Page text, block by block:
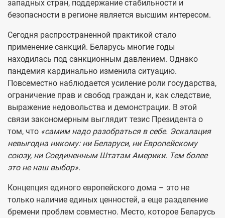
западных стран, поддержание стабильности и
безопасности в регионе является высшим интересом.
Сегодня распространенной практикой стало
применение санкций. Беларусь многие годы
находилась под санкционным давлением. Однако
пандемия кардинально изменила ситуацию.
Повсеместно наблюдается усиление роли государства,
ограничение прав и свобод граждан и, как следствие,
выражение недовольства и демонстрации. В этой
связи закономерным выглядит тезис Президента о
том, что «самим надо разобраться в себе. Эскалация
невыгодна никому: ни Беларуси, ни Европейскому
союзу, ни Соединенным Штатам Америки. Тем более
это не наш выбор».
Концепция единого европейского дома – это не
только наличие единых ценностей, а еще разделение
бремени проблем совместно. Место, которое Беларусь